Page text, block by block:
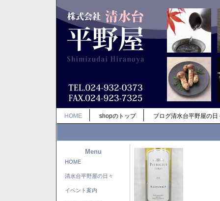
HOME shopのトップ ブログ清水台平野屋の日
Menu
HOME
清水台平野屋の日々
イベント案内